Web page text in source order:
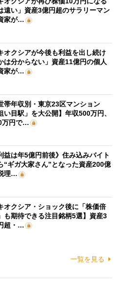
遠い」資産3億円超のサラリーマン
家が…
オクシアが今後も利益を出し続け
は分からない」資産11億円の個人
家が…
帯年収別・東京23区マンション
い目駅」を大公開】年収500万円、
万円で…
益は年5億円前後》住み込みバイト
“ギガ大家さん”となった資産200億
理…
オクシア・ショック後に「株価倍
も期待できる注目銘柄5選】資産3
超・…
一覧を見る